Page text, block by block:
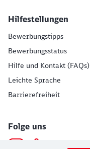
Hilfestellungen
Bewerbungstipps
Bewerbungsstatus
Hilfe und Kontakt (FAQs)
Leichte Sprache
Barrierefreiheit
Folge uns